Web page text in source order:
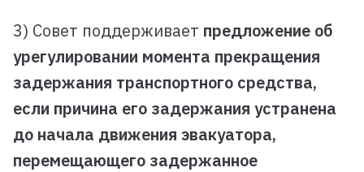
3) Совет поддерживает предложение об
урегулировании момента прекращения
задержания транспортного средства,
если причина его задержания устранена
до начала движения эвакуатора,
перемещающего задержанное